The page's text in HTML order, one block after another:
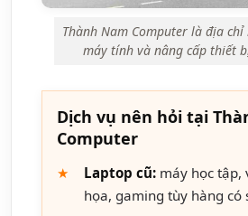
Thành Nam Computer là địa
máy tính và nâng cấp thiết
Dịch vụ nên hỏi tại
Computer
Laptop cũ: máy học tập,
họa, gaming tùy hàng có